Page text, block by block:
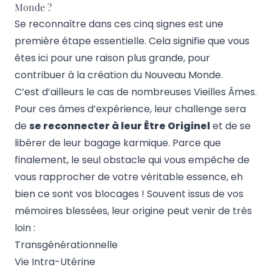
Monde ?
Se reconnaître dans ces cinq signes est une
première étape essentielle. Cela signifie que vous
êtes ici pour une raison plus grande, pour
contribuer à la création du Nouveau Monde.
C’est d’ailleurs le cas de nombreuses Vieilles Âmes.
Pour ces âmes d’expérience, leur challenge sera
dese reconnecter à leur Être Originelet dese
libérer de leur bagage karmique. Parce que
finalement, le seul obstacle qui vous empêche de
vous rapprocher de votre véritable essence, eh
bien ce sont vos blocages ! Souvent issus de vos
mémoires blessées, leur origine peut venir de très
loin :
Transgénérationnelle
Vie Intra-Utérine